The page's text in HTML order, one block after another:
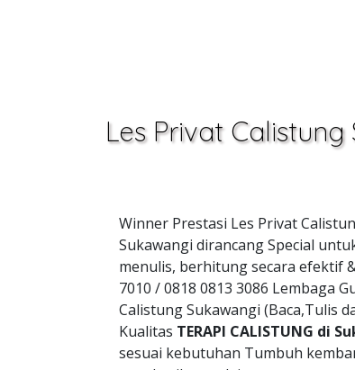
Les Privat
Winner Prestasi Les Privat
Sukawangi dirancang Special
menulis, berhitung secara efektif
7010 / 0818 0813 3086 Lembaga
Calistung Sukawangi (Baca,Tulis
Kualitas TERAPI CALISTUNG di
sesuai kebutuhan Tumbuh